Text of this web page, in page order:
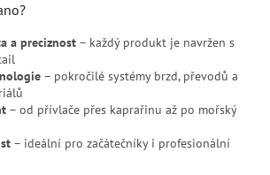
a preciznost – každý produkt je navržen s
– pokročilé systémy brzd, převodů a
– od přívlače přes kaprařinu až po mořský
– ideální pro začátečníky i profesionální